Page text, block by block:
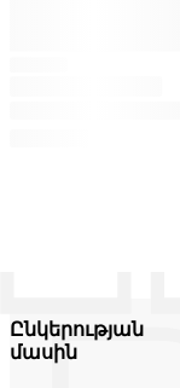
Ընկերության
մասին